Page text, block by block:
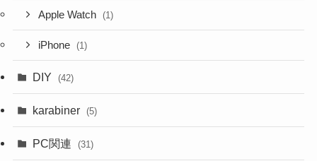
Apple Watch (1)
iPhone (1)
DIY (42)
karabiner (5)
PC関連 (31)